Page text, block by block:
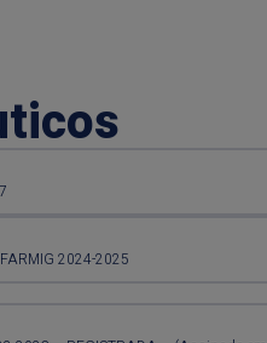
2024-2025